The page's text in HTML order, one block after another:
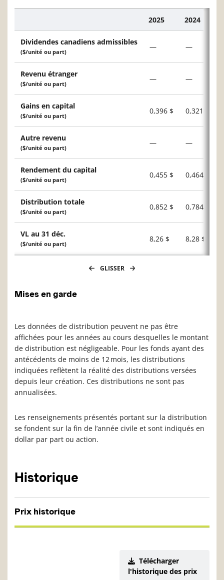
2025 2024
Dividendes canadiens admissibles
($/unité ou part)
— —
Revenu étranger
($/unité ou part)
— —
Gains en capital
($/unité ou part)
0,396 $ 0,321 $
Autre revenu
($/unité ou part)
— —
Rendement du capital
($/unité ou part)
0,455 $ 0,464 $
Distribution totale
($/unité ou part)
0,852 $ 0,784 $
VL au 31 déc.
($/unité ou part)
8,26 $ 8,28 $
GLISSER
Mises en garde
Les données de distribution peuvent ne pas être
affichées pour les années au cours desquelles le montant
de distribution est négligeable. Pour les fonds ayant des
antécédents de moins de 12 mois, les distributions
indiquées reflètent la réalité des distributions versées
depuis leur création. Ces distributions ne sont pas
annualisées.
Les renseignements présentés portant sur la distribution
se fondent sur la fin de l’année civile et sont indiqués en
dollar par part ou action.
Historique
Prix historique
Télécharger
l'historique des prix